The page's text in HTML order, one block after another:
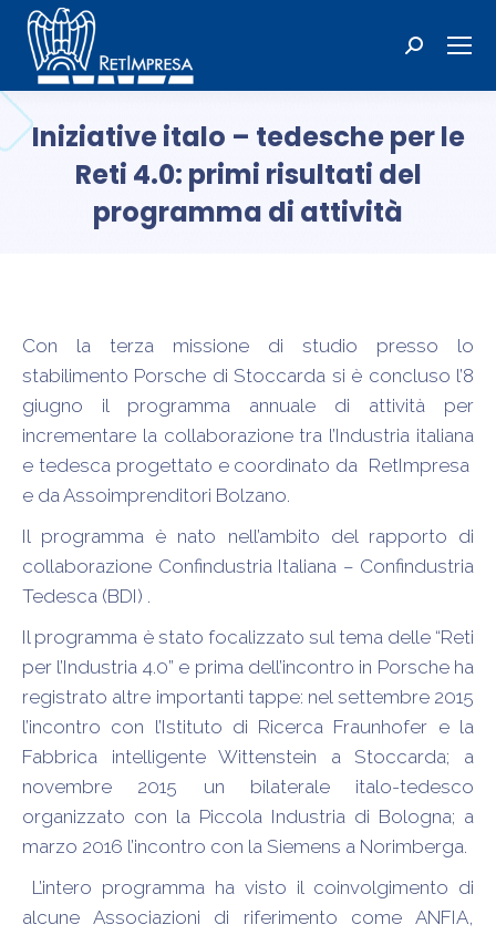
Cerca:
Iniziative italo – tedesche per le
Reti 4.0: primi risultati del
programma di attività
Con la terza missione di studio presso lo
stabilimento Porsche di Stoccarda si è concluso l’8
giugno il programma annuale di attività per
incrementare la collaborazione tra l’Industria italiana
e tedesca progettato e coordinato da RetImpresa
e da Assoimprenditori Bolzano.
Il programma è nato nell’ambito del rapporto di
collaborazione Confindustria Italiana – Confindustria
Tedesca (BDI) .
Il programma è stato focalizzato sul tema delle “Reti
per l’Industria 4.0” e prima dell’incontro in Porsche ha
registrato altre importanti tappe: nel settembre 2015
l’incontro con l’Istituto di Ricerca Fraunhofer e la
Fabbrica intelligente Wittenstein a Stoccarda; a
novembre 2015 un bilaterale italo-tedesco
organizzato con la Piccola Industria di Bologna; a
marzo 2016 l’incontro con la Siemens a Norimberga.
L’intero programma ha visto il coinvolgimento di
alcune Associazioni di riferimento come ANFIA,